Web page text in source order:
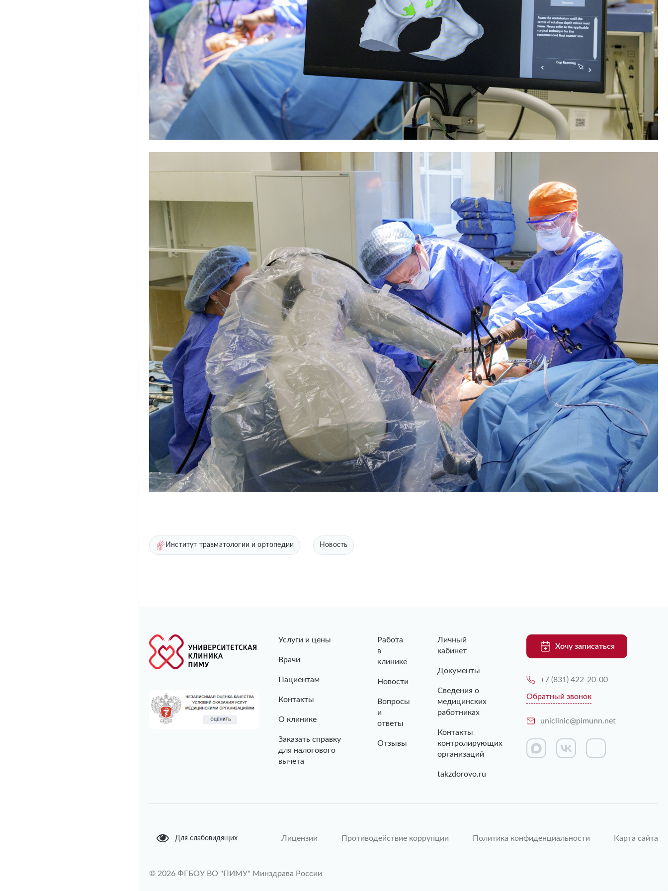
Институт травматологии и ортопедии Новость
Услуги и цены
Врачи
Пациентам
Контакты
О клинике
Заказать справку
для налогового
вычета
Работа
в
клинике
Новости
Вопросы
и
ответы
Отзывы
Личный
кабинет
Документы
Сведения о
медицинских
работниках
Контакты
контролирующих
организаций
takzdorovo.ru
Хочу записаться
+7 (831) 422-20-00
Обратный звонок
uniclinic@pimunn.net
Для слабовидящих Лицензии Противодействие коррупции Политика конфиденциальности Карта сайта
© 2026 ФГБОУ ВО "ПИМУ" Минздрава России